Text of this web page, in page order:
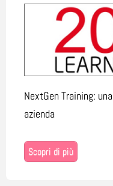
NextGen Training:
azienda
Scopri di più